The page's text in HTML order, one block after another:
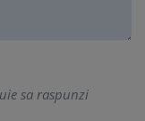
sa raspunzi